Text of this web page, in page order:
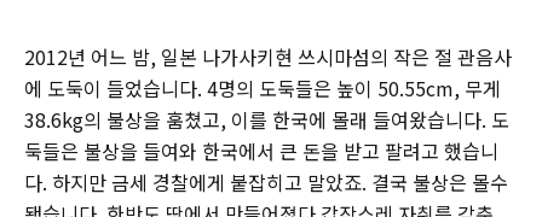
2012년 어느 밤, 일본 나가사키현 쓰시마섬의 작은 절 관음사
에 도둑이 들었습니다. 4명의 도둑들은 높이 50.55cm, 무게
38.6kg의 불상을 훔쳤고, 이를 한국에 몰래 들여왔습니다. 도
둑들은 불상을 들여와 한국에서 큰 돈을 받고 팔려고 했습니
다. 하지만 금세 경찰에게 붙잡히고 말았죠. 결국 불상은 몰수